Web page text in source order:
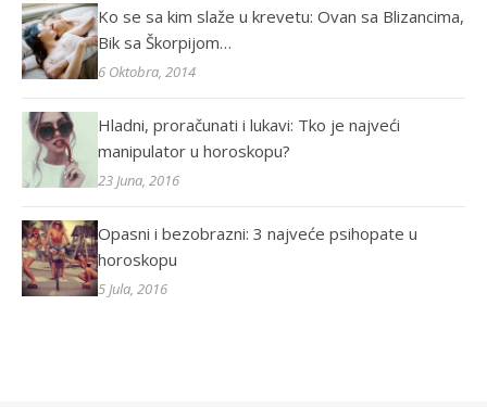
Ko se sa kim slaže u krevetu: Ovan sa Blizancima,
Bik sa Škorpijom…
6 Oktobra, 2014
Hladni, proračunati i lukavi: Tko je najveći
manipulator u horoskopu?
23 Juna, 2016
Opasni i bezobrazni: 3 najveće psihopate u
horoskopu
5 Jula, 2016